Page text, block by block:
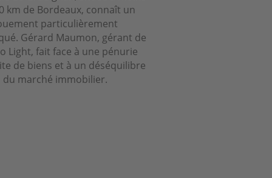
km de Bordeaux, connaît un
particulièrement
Gérard Maumon, gérant de
Light, fait face à une pénurie
de biens et à un déséquilibre
marché immobilier.